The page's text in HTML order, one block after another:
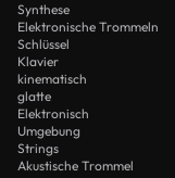
Synthese
Elektronische Trommeln
Schlüssel
Klavier
kinematisch
glatte
Elektronisch
Umgebung
Strings
Akustische Trommel